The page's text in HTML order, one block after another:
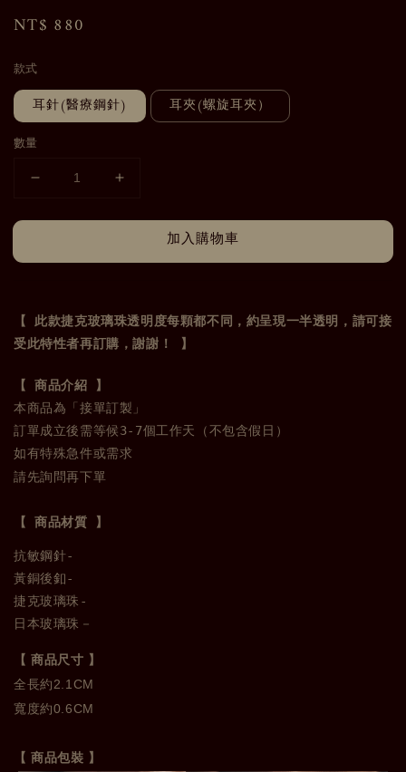
Regular
NT$ 880
款式
耳針(醫療鋼針) 耳夾(螺旋耳夾）
數量
加入購物車
【 此款捷克玻璃珠透明度每顆都不同，約呈現一半透明，請可接
受此特性者再訂購，謝謝！ 】
本商品為「接單訂製」
訂單成立後需等候3-7個工作天（不包含假日）
請先詢問再下單
【 商品材質 】
抗敏鋼針-
黃銅後釦-
捷克玻璃珠-
日本玻璃珠－
【 商品尺寸 】
全長約2.1CM
寬度約0.6CM
【 商品包裝 】